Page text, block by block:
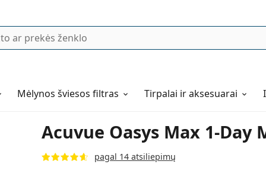
Mėlynos šviesos filtras Tirpalai ir aksesuarai
Acuvue Oasys Max 1-
pagal 14 atsiliepimų